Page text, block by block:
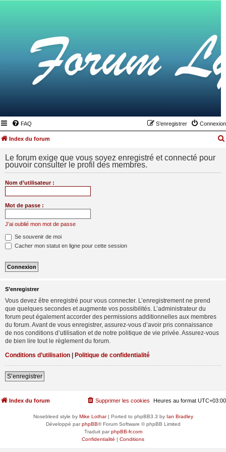
FAQ Connexion
S’enregistrer
Index du forum
Le forum exige que vous soyez enregistré et connecté pour
pouvoir consulter le profil des membres.
Nom d’utilisateur :
Mot de passe :
J’ai oublié mon mot de passe
Se souvenir de moi
Cacher mon statut en ligne pour cette session
S’enregistrer
Vous devez être enregistré pour vous connecter. L’enregistrement ne prend
que quelques secondes et augmente vos possibilités. L’administrateur du
forum peut également accorder des permissions additionnelles aux membres
du forum. Avant de vous enregistrer, assurez-vous d’avoir pris connaissance
de nos conditions d’utilisation et de notre politique de vie privée. Assurez-vous
de bien lire tout le règlement du forum.
Conditions d’utilisation | Politique de confidentialité
S’enregistrer
Index du forum Heures au format UTC+03:00
Supprimer les cookies
Nosebleed style by Mike Lothar| Ported to phpBB3.3 by Ian Bradley
Développé parphpBB® Forum Software © phpBB Limited
Traduit parphpBB-fr.com
Confidentialité | Conditions